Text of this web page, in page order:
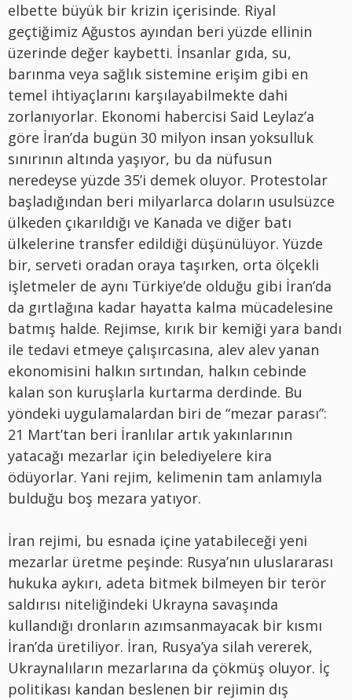
elbette büyük bir krizin içerisinde. Riyal
geçtiğimiz Ağustos ayından beri yüzde ellinin
üzerinde değer kaybetti. İnsanlar gıda, su,
barınma veya sağlık sistemine erişim gibi en
temel ihtiyaçlarını karşılayabilmekte dahi
zorlanıyorlar. Ekonomi habercisi Said Leylaz’a
göre İran’da bugün 30 milyon insan yoksulluk
sınırının altında yaşıyor, bu da nüfusun
neredeyse yüzde 35’i demek oluyor. Protestolar
başladığından beri milyarlarca doların usulsüzce
ülkeden çıkarıldığı ve Kanada ve diğer batı
ülkelerine transfer edildiği düşünülüyor. Yüzde
bir, serveti oradan oraya taşırken, orta ölçekli
işletmeler de aynı Türkiye’de olduğu gibi İran’da
da gırtlağına kadar hayatta kalma mücadelesine
batmış halde. Rejimse, kırık bir kemiği yara bandı
ile tedavi etmeye çalışırcasına, alev alev yanan
ekonomisini halkın sırtından, halkın cebinde
kalan son kuruşlarla kurtarma derdinde. Bu
yöndeki uygulamalardan biri de “mezar parası”:
21 Mart’tan beri İranlılar artık yakınlarının
yatacağı mezarlar için belediyelere kira
ödüyorlar. Yani rejim, kelimenin tam anlamıyla
bulduğu boş mezara yatıyor.
İran rejimi, bu esnada içine yatabileceği yeni
mezarlar üretme peşinde: Rusya’nın uluslararası
hukuka aykırı, adeta bitmek bilmeyen bir terör
saldırısı niteliğindeki Ukrayna savaşında
kullandığı dronların azımsanmayacak bir kısmı
İran’da üretiliyor. İran, Rusya’ya silah vererek,
Ukraynalıların mezarlarına da çökmüş oluyor. İç
politikası kandan beslenen bir rejimin dış